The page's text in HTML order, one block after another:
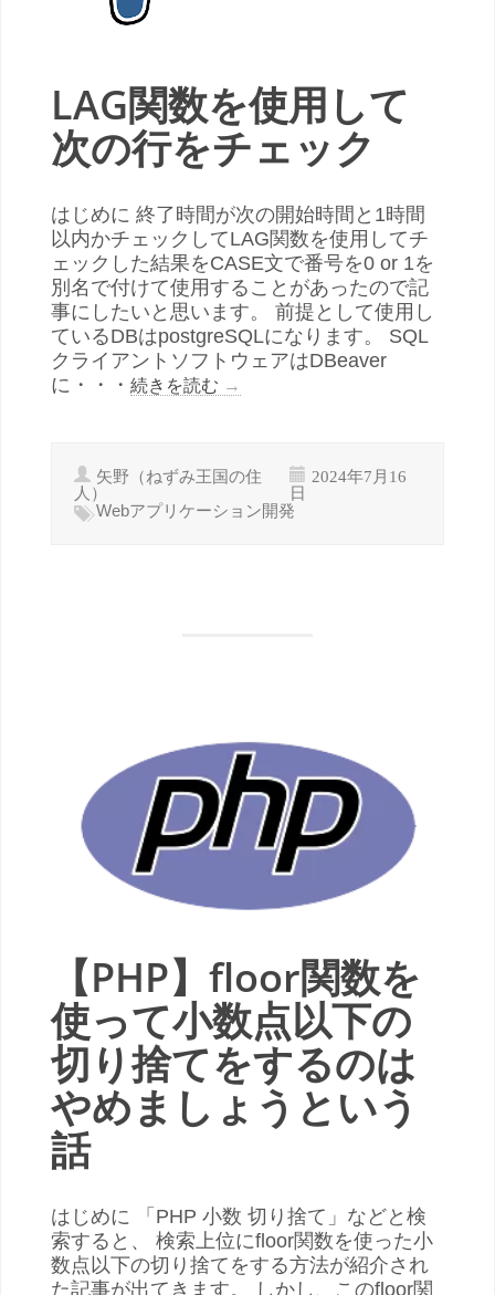
LAG関数を使用して
次の行をチェック
はじめに 終了時間が次の開始時間と1時間
以内かチェックしてLAG関数を使用してチ
ェックした結果をCASE文で番号を0 or 1を
別名で付けて使用することがあったので記
事にしたいと思います。 前提として使用し
ているDBはpostgreSQLになります。 SQL
クライアントソフトウェアはDBeaver
に・・・ 続きを読む →
矢野（ねずみ王国の住
人）
2024年7月16
日
Webアプリケーション開発
【PHP】floor関数を
使って小数点以下の
切り捨てをするのは
やめましょうという
話
はじめに 「PHP 小数 切り捨て」などと検
索すると、 検索上位にfloor関数を使った小
数点以下の切り捨てをする方法が紹介され
た記事が出てきます。 しかし、このfloor関